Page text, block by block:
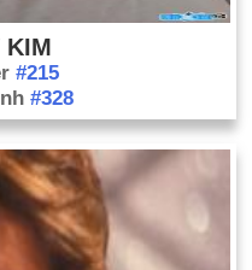
KIM
#215
#328